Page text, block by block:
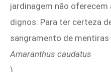
jardinagem não
dignos. Para ter certeza
sangramento de mentiras
Amaranthus caudatus
),